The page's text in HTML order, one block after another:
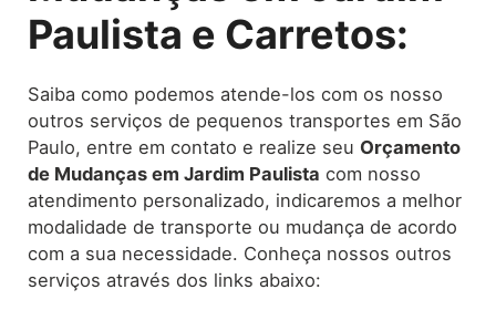
Paulista e Carretos:
Saiba como podemos atende-los com os nosso
outros serviços de pequenos transportes em São
Paulo, entre em contato e realize seu Orçamento
de Mudanças em Jardim Paulista com nosso
atendimento personalizado, indicaremos a melhor
modalidade de transporte ou mudança de acordo
com a sua necessidade. Conheça nossos outros
serviços através dos links abaixo: